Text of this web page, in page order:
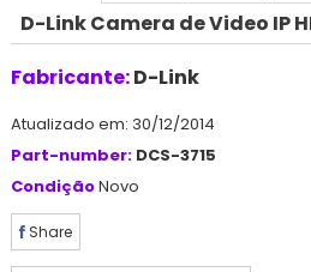
D-Link Camera de Video IP
Fabricante:D-Link
Atualizado em: 30/12/2014
Part-number: DCS-3715
CondiçãoNovo
Share